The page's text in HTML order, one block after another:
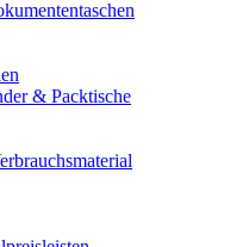
& Packtische